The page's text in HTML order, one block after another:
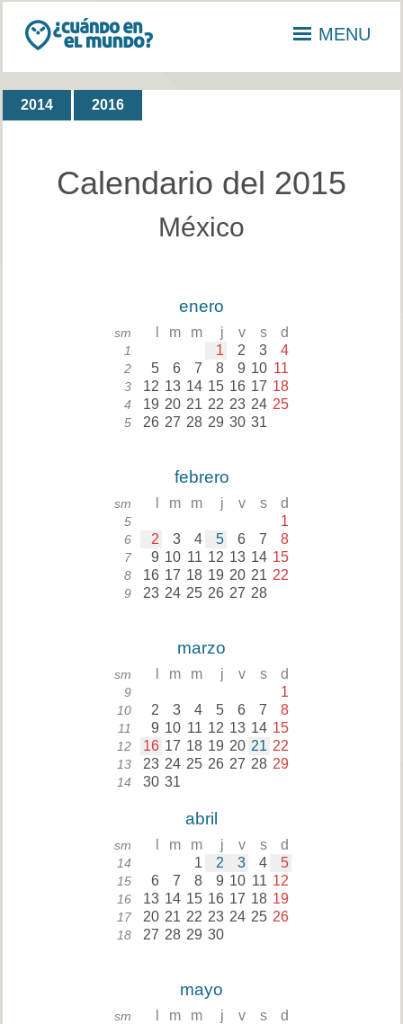
MENU
2014 2016
Calendario del 2015
México
enero
sm m m j v s d
1 1 2 3 4
2 5 6 7 8 9 10 11
3 12 13 14 15 16 17 18
4 19 20 21 22 23 24 25
5 26 27 28 29 30 31
febrero
sm m m j v s d
5 1
6 2 3 4 5 6 7 8
7 9 10 11 12 13 14 15
8 16 17 18 19 20 21 22
9 23 24 25 26 27 28
marzo
sm m m j v s d
9 1
10 2 3 4 5 6 7 8
11 9 10 11 12 13 14 15
12 16 17 18 19 20 21 22
13 23 24 25 26 27 28 29
14 30 31
abril
sm m m j v s d
14 1 2 3 4 5
15 6 7 8 9 10 11 12
16 13 14 15 16 17 18 19
17 20 21 22 23 24 25 26
18 27 28 29 30
mayo
sm m m j v s d